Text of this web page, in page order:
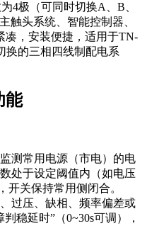
4极（可同时切换A、B、
触头系统、智能控制器、
凑，安装便捷，适用于TN-
换的三相四线制配电系
能
测常用电源（市电）的电
处于设定阈值内（如电压
开关保持常用侧闭合。
过压、缺相、频率偏差或
稳延时”（0~30s可调），